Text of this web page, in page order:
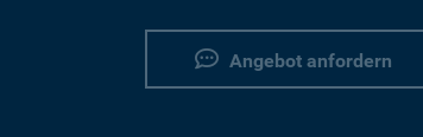
Angebot anfordern